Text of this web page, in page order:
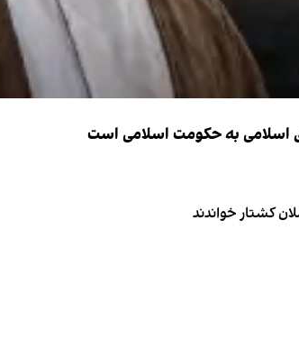
اسلامی به حکومت اسلامی است
کشتار خواندند